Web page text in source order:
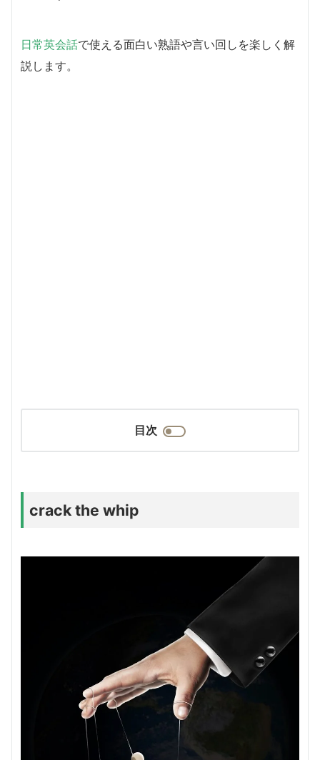
日常英会話で使える面白い熟語や言い回しを楽しく解
説します。
目次
crack the whip